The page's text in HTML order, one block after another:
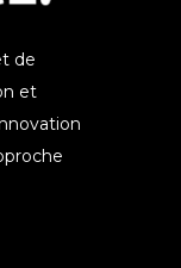
de
et